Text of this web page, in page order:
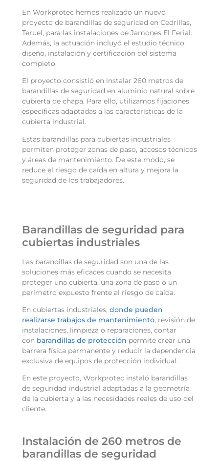
En Workprotec hemos realizado un nuevo
proyecto de barandillas de seguridad en Cedrillas,
Teruel, para las instalaciones de Jamones El Ferial.
Además, la actuación incluyó el estudio técnico,
diseño, instalación y certificación del sistema
completo.
El proyecto consistió en instalar 260 metros de
barandillas de seguridad en aluminio natural sobre
cubierta de chapa. Para ello, utilizamos fijaciones
específicas adaptadas a las características de la
cubierta industrial.
Estas barandillas para cubiertas industriales
permiten proteger zonas de paso, accesos técnicos
y áreas de mantenimiento. De este modo, se
reduce el riesgo de caída en altura y mejora la
seguridad de los trabajadores.
Barandillas de seguridad para
cubiertas industriales
Las barandillas de seguridad son una de las
soluciones más eficaces cuando se necesita
proteger una cubierta, una zona de paso o un
perímetro expuesto frente al riesgo de caída.
En cubiertas industriales, donde pueden
realizarse trabajos de mantenimiento, revisión de
instalaciones, limpieza o reparaciones, contar
con barandillas de protección permite crear una
barrera física permanente y reducir la dependencia
exclusiva de equipos de protección individual.
En este proyecto, Workprotec instaló barandillas
de seguridad industrial adaptadas a la geometría
de la cubierta y a las necesidades reales de uso del
cliente.
Instalación de 260 metros de
barandillas de seguridad